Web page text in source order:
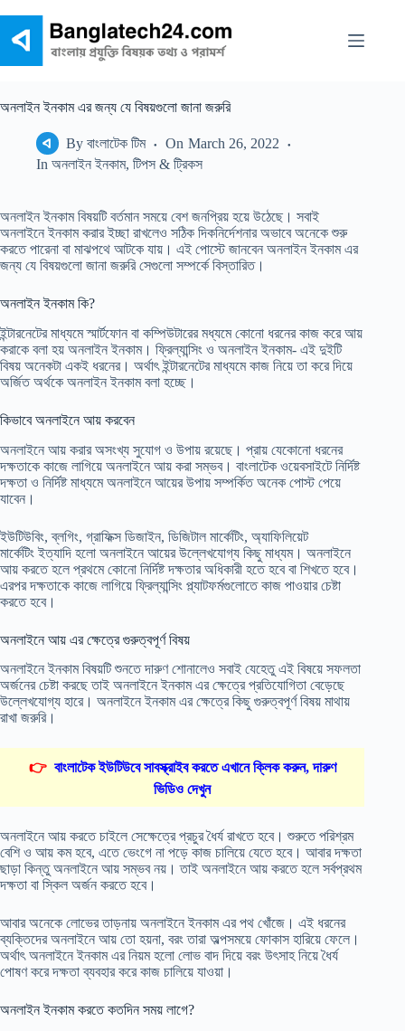
content
অনলাইন ইনকাম এর জন্য যে বিষয়গুলো জানা জরুরি
By বাংলাটেক টিম On March 26, 2022
In অনলাইন ইনকাম,টিপস & ট্রিকস
অনলাইন ইনকাম বিষয়টি বর্তমান সময়ে বেশ জনপ্রিয় হয়ে উঠেছে। সবাই
অনলাইনে ইনকাম করার ইচ্ছা রাখলেও সঠিক দিকনির্দেশনার অভাবে অনেকে শুরু
করতে পারেনা বা মাঝপথে আটকে যায়। এই পোস্টে জানবেন অনলাইন ইনকাম এর
জন্য যে বিষয়গুলো জানা জরুরি সেগুলো সম্পর্কে বিস্তারিত।
অনলাইন ইনকাম কি?
ইন্টারনেটের মাধ্যমে স্মার্টফোন বা কম্পিউটারের মধ্যমে কোনো ধরনের কাজ করে আয়
করাকে বলা হয় অনলাইন ইনকাম। ফ্রিল্যান্সিং ও অনলাইন ইনকাম- এই দুইটি
বিষয় অনেকটা একই ধরনের। অর্থাৎ ইন্টারনেটের মাধ্যমে কাজ নিয়ে তা করে দিয়ে
অর্জিত অর্থকে অনলাইন ইনকাম বলা হচ্ছে।
কিভাবে অনলাইনে আয় করবেন
অনলাইনে আয় করার অসংখ্য সুযোগ ও উপায় রয়েছে। প্রায় যেকোনো ধরনের
দক্ষতাকে কাজে লাগিয়ে অনলাইনে আয় করা সম্ভব। বাংলাটেক ওয়েবসাইটে নির্দিষ্ট
দক্ষতা ও নির্দিষ্ট মাধ্যমে অনলাইনে আয়ের উপায় সম্পর্কিত অনেক পোস্ট পেয়ে
যাবেন।
ইউটিউবিং, ব্লগিং, গ্রাফিক্স ডিজাইন, ডিজিটাল মার্কেটিং, অ্যাফিলিয়েট
মার্কেটিং ইত্যাদি হলো অনলাইনে আয়ের উল্লেখযোগ্য কিছু মাধ্যম। অনলাইনে
আয় করতে হলে প্রথমে কোনো নির্দিষ্ট দক্ষতার অধিকারী হতে হবে বা শিখতে হবে।
এরপর দক্ষতাকে কাজে লাগিয়ে ফ্রিল্যান্সিং প্ল্যাটফর্মগুলোতে কাজ পাওয়ার চেষ্টা
করতে হবে।
অনলাইনে আয় এর ক্ষেত্রে গুরুত্বপূর্ণ বিষয়
অনলাইনে ইনকাম বিষয়টি শুনতে দারুণ শোনালেও সবাই যেহেতু এই বিষয়ে সফলতা
অর্জনের চেষ্টা করছে তাই অনলাইনে ইনকাম এর ক্ষেত্রে প্রতিযোগিতা বেড়েছে
উল্লেখযোগ্য হারে। অনলাইনে ইনকাম এর ক্ষেত্রে কিছু গুরুত্বপূর্ণ বিষয় মাথায়
রাখা জরুরি।
👉 বাংলাটেক ইউটিউবে সাবস্ক্রাইব করতে এখানে ক্লিক করুন, দারুণ
ভিডিও দেখুন
অনলাইনে আয় করতে চাইলে সেক্ষেত্রে প্রচুর ধৈর্য রাখতে হবে। শুরুতে পরিশ্রম
বেশি ও আয় কম হবে, এতে ভেংগে না পড়ে কাজ চালিয়ে যেতে হবে। আবার দক্ষতা
ছাড়া কিন্তু অনলাইনে আয় সম্ভব নয়। তাই অনলাইনে আয় করতে হলে সর্বপ্রথম
দক্ষতা বা স্কিল অর্জন করতে হবে।
আবার অনেকে লোভের তাড়নায় অনলাইনে ইনকাম এর পথ খোঁজে। এই ধরনের
ব্যক্তিদের অনলাইনে আয় তো হয়না, বরং তারা অল্পসময়ে ফোকাস হারিয়ে ফেলে।
অর্থাৎ অনলাইনে ইনকাম এর নিয়ম হলো লোভ বাদ দিয়ে বরং উৎসাহ নিয়ে ধৈর্য
পোষণ করে দক্ষতা ব্যবহার করে কাজ চালিয়ে যাওয়া।
অনলাইন ইনকাম করতে কতদিন সময় লাগে?